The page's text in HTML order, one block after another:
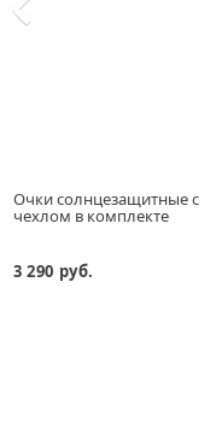
Очки солнцезащитные с
чехлом в комплекте
3 290 руб.